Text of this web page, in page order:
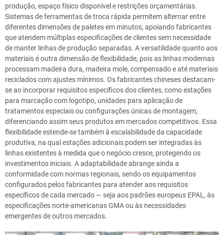
produção, espaço físico disponível e restrições orçamentárias.
Sistemas de ferramentas de troca rápida permitem alternar entre
diferentes dimensões de paletes em minutos, apoiando fabricantes
que atendem múltiplas especificações de clientes sem necessidade
de manter linhas de produção separadas. A versatilidade quanto aos
materiais é outra dimensão de flexibilidade, pois as linhas modernas
processam madeira dura, madeira mole, compensado e até materiais
reciclados com ajustes mínimos. Os fabricantes chineses destacam-
se ao incorporar requisitos específicos dos clientes, como estações
para marcação com logotipo, unidades para aplicação de
tratamentos especiais ou configurações únicas de montagem,
diferenciando assim seus produtos em mercados competitivos. Essa
flexibilidade estende-se também à escalabilidade da capacidade
produtiva, na qual estações adicionais podem ser integradas às
linhas existentes à medida que o negócio cresce, protegendo os
investimentos iniciais. A adaptabilidade abrange ainda a
conformidade com normas regionais, sendo os equipamentos
configurados pelos fabricantes para atender aos requisitos
específicos de cada mercado — seja aos padrões europeus EPAL, às
especificações norte-americanas GMA ou às necessidades
emergentes de outros mercados.